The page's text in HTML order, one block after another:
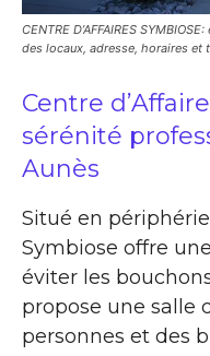
CENTRE D’AFFAIRES
des locaux, adresse, horaires et
Centre
sérénité
Aunès
Situé en
Symbiose offre
éviter les
propose une salle
personnes et des